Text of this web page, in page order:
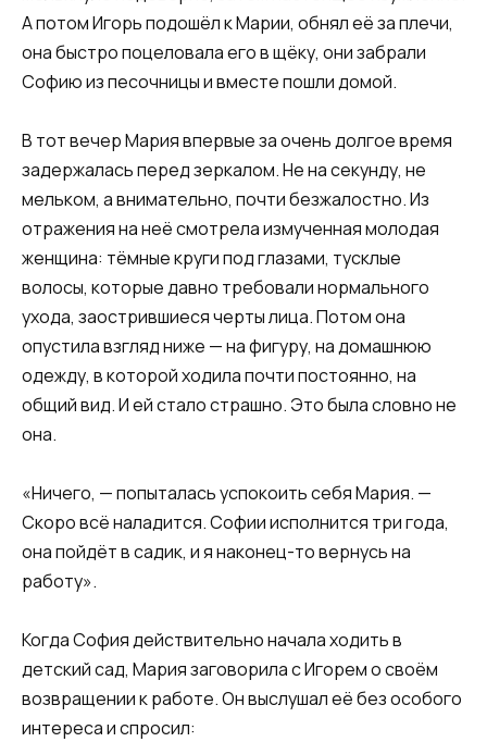
А потом Игорь подошёл к Марии, обнял её за плечи,
она быстро поцеловала его в щёку, они забрали
Софию из песочницы и вместе пошли домой.
В тот вечер Мария впервые за очень долгое время
задержалась перед зеркалом. Не на секунду, не
мельком, а внимательно, почти безжалостно. Из
отражения на неё смотрела измученная молодая
женщина: тёмные круги под глазами, тусклые
волосы, которые давно требовали нормального
ухода, заострившиеся черты лица. Потом она
опустила взгляд ниже — на фигуру, на домашнюю
одежду, в которой ходила почти постоянно, на
общий вид. И ей стало страшно. Это была словно не
она.
«Ничего, — попыталась успокоить себя Мария. —
Скоро всё наладится. Софии исполнится три года,
она пойдёт в садик, и я наконец-то вернусь на
работу».
Когда София действительно начала ходить в
детский сад, Мария заговорила с Игорем о своём
возвращении к работе. Он выслушал её без особого
интереса и спросил: